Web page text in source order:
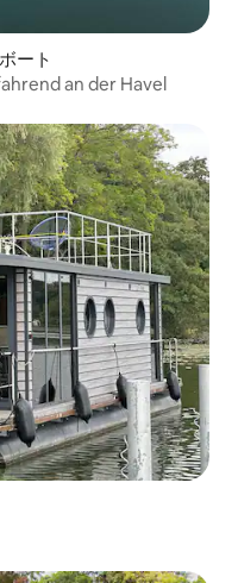
ート
an der Havel